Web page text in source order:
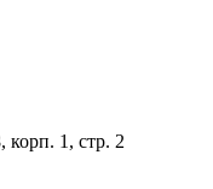
корп. 1, стр. 2